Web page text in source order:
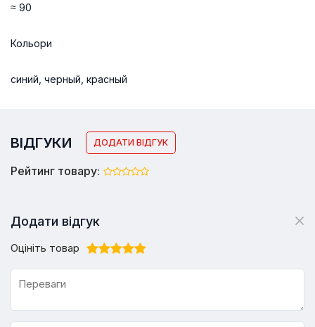
≈ 90
Кольори
синий, черный, красный
ВІДГУКИ ДОДАТИ ВІДГУК
Рейтинг товару:
Додати відгук
Оцініть товар